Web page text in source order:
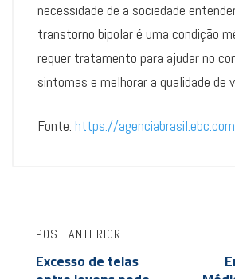
necessidade de a sociedade
transtorno bipolar é uma condição
requer tratamento para ajudar no
sintomas e melhorar a qualidade de
Fonte: https://
POST ANTERIOR
Excesso de telas